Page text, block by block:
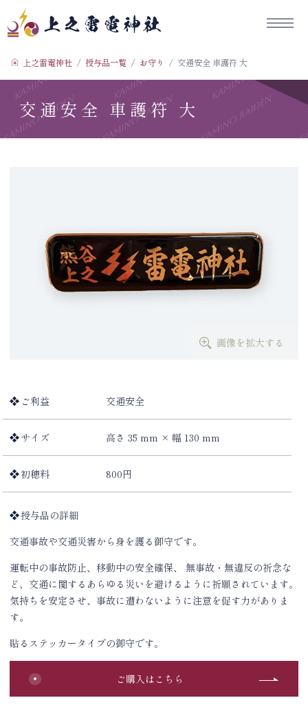
ン
テ
ッ
上之雷電神社 授与品一覧 お守り 交通安全 車護符 大
交通安全 車護符 大
画像を拡大する
ご利益 交通安全
サイズ 高さ 35 mm × 幅 130 mm
初穂料 800円
授与品の詳細
交通事故や交通災害から身を護る御守です。
運転中の事故防止、移動中の安全確保、 無事故・無違反の祈念な
ど、交通に関するあらゆる災いを避けるように祈願されています。
気持ちを安定させ、事故に遭わないように注意を促す力がありま
す。
貼るステッカータイプの御守です。
ご購入はこちら